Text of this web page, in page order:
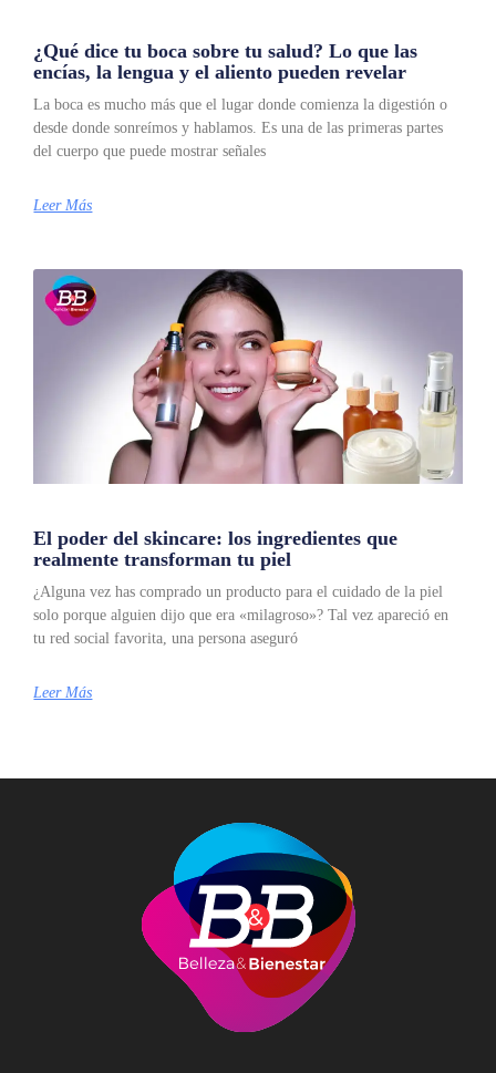
¿Qué dice tu boca sobre tu salud? Lo que las
encías, la lengua y el aliento pueden revelar
La boca es mucho más que el lugar donde comienza la digestión o
desde donde sonreímos y hablamos. Es una de las primeras partes
del cuerpo que puede mostrar señales
Leer Más
El poder del skincare: los ingredientes que
realmente transforman tu piel
¿Alguna vez has comprado un producto para el cuidado de la piel
solo porque alguien dijo que era «milagroso»? Tal vez apareció en
tu red social favorita, una persona aseguró
Leer Más